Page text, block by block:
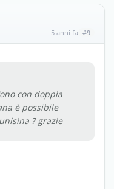
5 anni fa #9
con doppia
è possibile
? grazie